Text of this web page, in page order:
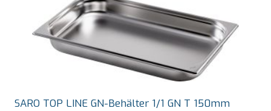
SARO TOP LINE GN-Behälter 1/1 GN T 150mm